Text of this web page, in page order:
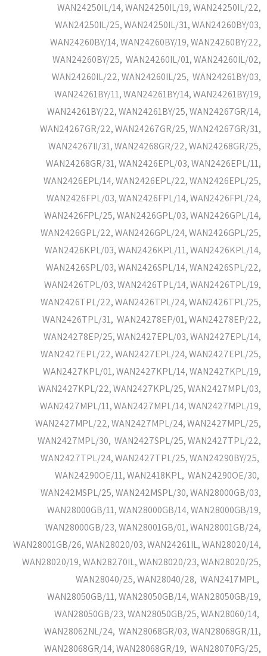
WAN24250IL/14, WAN24250IL/19, WAN24250IL/22,
WAN24250IL/25, WAN24250IL/31, WAN24260BY/03,
WAN24260BY/14, WAN24260BY/19, WAN24260BY/22,
WAN24260BY/25, WAN24260IL/01, WAN24260IL/02,
WAN24260IL/22, WAN24260IL/25, WAN24261BY/03,
WAN24261BY/11, WAN24261BY/14, WAN24261BY/19,
WAN24261BY/22, WAN24261BY/25, WAN24267GR/14,
WAN24267GR/22, WAN24267GR/25, WAN24267GR/31,
WAN24267II/31, WAN24268GR/22, WAN24268GR/25,
WAN24268GR/31, WAN2426EPL/03, WAN2426EPL/11,
WAN2426EPL/14, WAN2426EPL/22, WAN2426EPL/25,
WAN2426FPL/03, WAN2426FPL/14, WAN2426FPL/24,
WAN2426FPL/25, WAN2426GPL/03, WAN2426GPL/14,
WAN2426GPL/22, WAN2426GPL/24, WAN2426GPL/25,
WAN2426KPL/03, WAN2426KPL/11, WAN2426KPL/14,
WAN2426SPL/03, WAN2426SPL/14, WAN2426SPL/22,
WAN2426TPL/03, WAN2426TPL/14, WAN2426TPL/19,
WAN2426TPL/22, WAN2426TPL/24, WAN2426TPL/25,
WAN2426TPL/31, WAN24278EP/01, WAN24278EP/22,
WAN24278EP/25, WAN2427EPL/03, WAN2427EPL/14,
WAN2427EPL/22, WAN2427EPL/24, WAN2427EPL/25,
WAN2427KPL/01, WAN2427KPL/14, WAN2427KPL/19,
WAN2427KPL/22, WAN2427KPL/25, WAN2427MPL/03,
WAN2427MPL/11, WAN2427MPL/14, WAN2427MPL/19,
WAN2427MPL/22, WAN2427MPL/24, WAN2427MPL/25,
WAN2427MPL/30, WAN2427SPL/25, WAN2427TPL/22,
WAN2427TPL/24, WAN2427TPL/25, WAN24290BY/25,
WAN24290OE/11, WAN2418KPL, WAN24290OE/30,
WAN242MSPL/25, WAN242MSPL/30, WAN28000GB/03,
WAN28000GB/11, WAN28000GB/14, WAN28000GB/19,
WAN28000GB/23, WAN28001GB/01, WAN28001GB/24,
WAN28001GB/26, WAN28020/03, WAN24261IL, WAN28020/14,
WAN28020/19, WAN28270IL, WAN28020/23, WAN28020/25,
WAN28040/25, WAN28040/28, WAN2417MPL,
WAN28050GB/11, WAN28050GB/14, WAN28050GB/19,
WAN28050GB/23, WAN28050GB/25, WAN28060/14,
WAN28062NL/24, WAN28068GR/03, WAN28068GR/11,
WAN28068GR/14, WAN28068GR/19, WAN28070FG/25,